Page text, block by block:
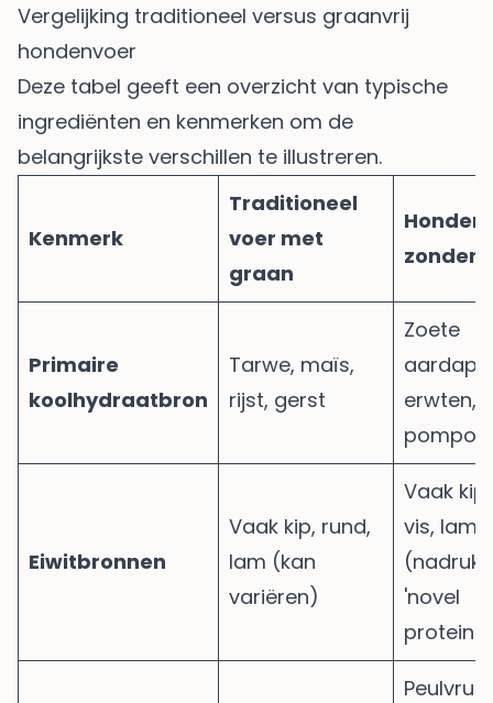
Vergelijking traditioneel versus graanvrij
hondenvoer
Deze tabel geeft een overzicht van typische
ingrediënten en kenmerken om de
belangrijkste verschillen te illustreren.
Kenmerk
Traditioneel
voer met
graan
zonder
Primaire
koolhydraatbron
Tarwe, maïs,
rijst, gerst
Zoete
erwten,
Eiwitbronnen
Vaak kip, rund,
lam (kan
variëren)
Vaak
vis, lam
(nadruk
'novel